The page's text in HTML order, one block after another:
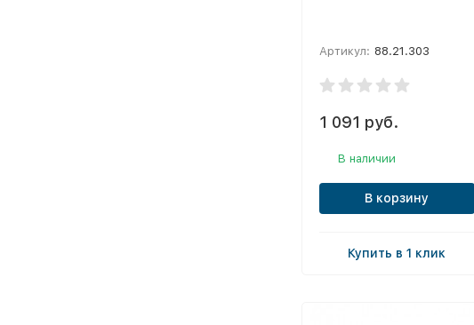
Артикул: 88.21.303
1 091 руб.
В наличии
В корзину
Купить в 1 клик